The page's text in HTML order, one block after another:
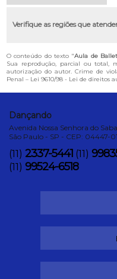
Verifique as regiões que
O conteúdo do texto "Aula de
Sua reprodução, parcial ou total,
autorização do autor. Crime de
Penal – Lei 9610/98 - Lei de direitos
Dançando
Avenida Nossa Senhora do
São Paulo - SP - CEP: 04447-
(11) 2337-5441 (11)
(11) 99524-6518